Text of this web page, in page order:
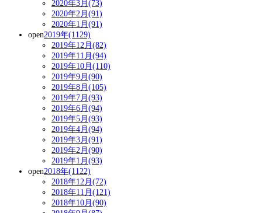
2020年3月(73)
2020年2月(91)
2020年1月(91)
open2019年(1129)
2019年12月(82)
2019年11月(94)
2019年10月(110)
2019年9月(90)
2019年8月(105)
2019年7月(93)
2019年6月(94)
2019年5月(93)
2019年4月(94)
2019年3月(91)
2019年2月(90)
2019年1月(93)
open2018年(1122)
2018年12月(72)
2018年11月(121)
2018年10月(90)